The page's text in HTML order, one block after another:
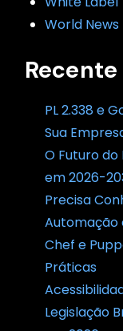
World News
Recente
PL 2.338 e
Sua
O Futuro
em 2026-
Precisa
Automação
Chef e
Práticas
Legislação